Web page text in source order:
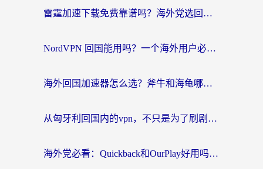
雷霆加速下载免费靠谱吗？海外党选回国加速器的避坑指南（附热门工具对比）
NordVPN 回国能用吗？一个海外用户必须面对的真实困境
海外回国加速器怎么选？斧牛和海龟哪个好？一篇帮你避开坑的实用指南
从匈牙利回国内的vpn，不只是为了刷剧那么简单
海外党必看：Quickback和OurPlay好用吗？3分钟选对回国加速器，无缝刷剧玩游戏